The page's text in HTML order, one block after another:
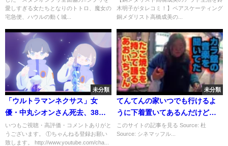
析まとめ
愛しすぎる女たちとなりのトトロ、魔女の
宅急便、ハウルの動く城...
内容解析まとめ
木明子がタレコミ！】ペアスケーティング
銅メダリスト高橋成美の...
未分類
「ウルトラマンネクサス」女
優・中丸シオンさん死去、38
歳 所属事務所が発表 13年に
父子共演も
いつもご視聴・高評価・コメントありがと
うございます。 ①ちゃんねる登録お願い
致します。 http://www.youtube.com/cha...
未分類
てんてんの家いつでも行けるよ
うに下着置いてあるんだけど、
それ…
このサイトの記事を見る Source: 杜
Source: シネマッフル...